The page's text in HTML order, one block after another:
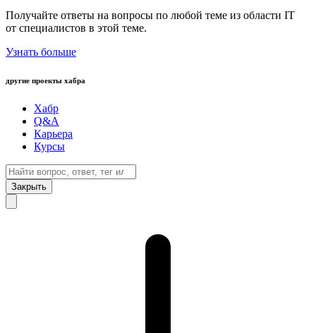
Получайте ответы на вопросы по любой теме из области IT
от специалистов в этой теме.
Узнать больше
другие проекты хабра
Хабр
Q&A
Карьера
Курсы
Закрыть